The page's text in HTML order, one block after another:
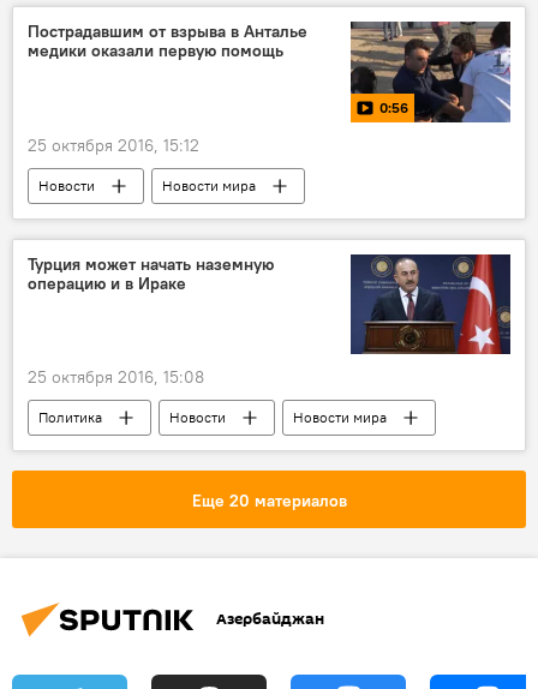
Министерство молодежи и спорта АР
Сары гялин
Пострадавшим от взрыва в Анталье
медики оказали первую помощь
0:56
25 октября 2016, 15:12
Новости
Новости мира
МУЛЬТИМЕДИА
Видео ЖИЗНЬ
Турция может начать наземную
операцию и в Ираке
25 октября 2016, 15:08
Политика Новости
Новости мира
Турция
Ирак
Операция
Еще 20 материалов
Азербайджан